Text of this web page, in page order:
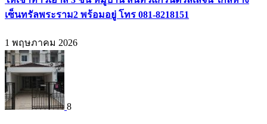
เซ็นทรัลพระราม2 พร้อมอยู่ โทร 081-8218151
1 พฤษภาคม 2026
8